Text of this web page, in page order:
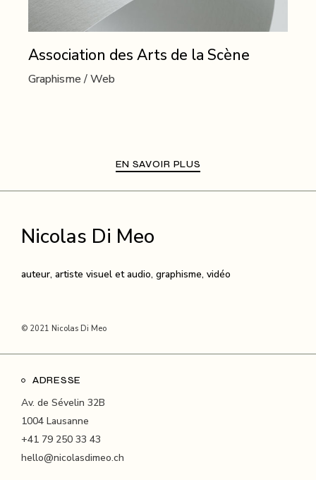
Association des Arts de la Scène
Graphisme Web
EN SAVOIR PLUS
Nicolas Di Meo
auteur, artiste visuel et audio, graphisme, vidéo
© 2021 Nicolas Di Meo
ADRESSE
Av. de Sévelin 32B
1004 Lausanne
+41 79 250 33 43
hello@nicolasdimeo.ch